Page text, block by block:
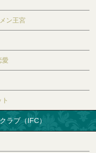
ン王宮
愛
ラブ（IFC）